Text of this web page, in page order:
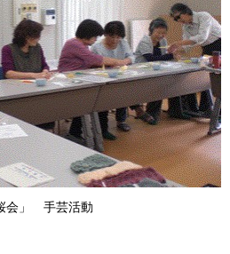
手芸活動